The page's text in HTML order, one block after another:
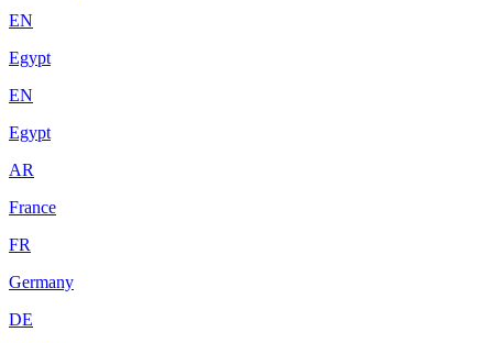
EN
Egypt
EN
Egypt
AR
France
FR
Germany
DE